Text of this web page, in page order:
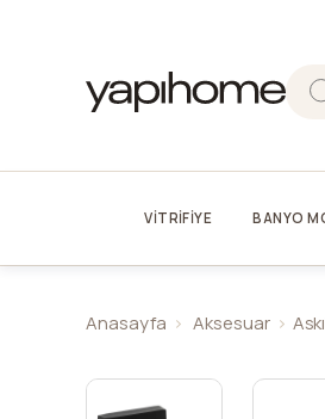
VİTRİFİYE BANYO
Anasayfa Aksesuar